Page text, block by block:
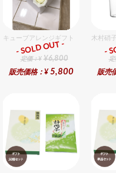
キューブアレンジギフト ホワイト
ギフト
定価：¥ ¥6,800
販売価格：¥ 5,800
- SOLD OUT -
木村硝
定
販売
-